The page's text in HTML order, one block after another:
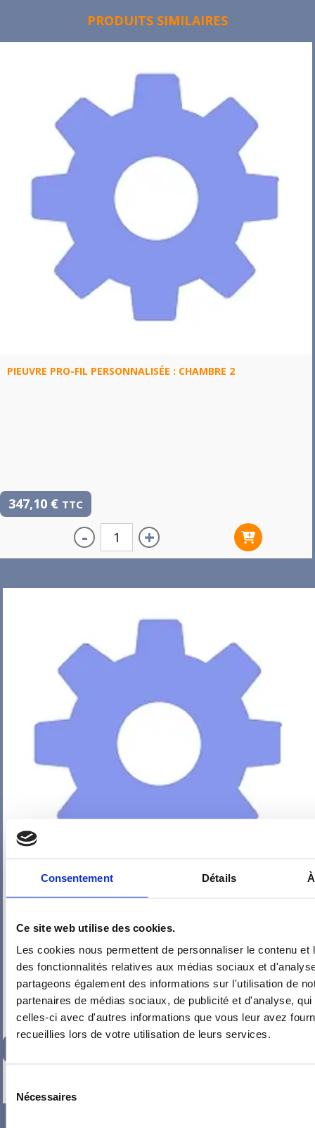
Consentement Détails
Ce site web utilise des cookies.
Les cookies nous permettent de personnaliser le contenu et
des fonctionnalités relatives aux médias sociaux et
partageons également des informations sur l'utilisation de
partenaires de médias sociaux, de publicité et d'analyse,
celles-ci avec d'autres informations que vous leur avez
recueillies lors de votre utilisation de leurs services.
Nécessaires
PRODUITS SIMILAIRES
PIEUVRE PRO-FIL PERSONNALISÉE : CHAMBRE 2
347,10 € TTC
- +